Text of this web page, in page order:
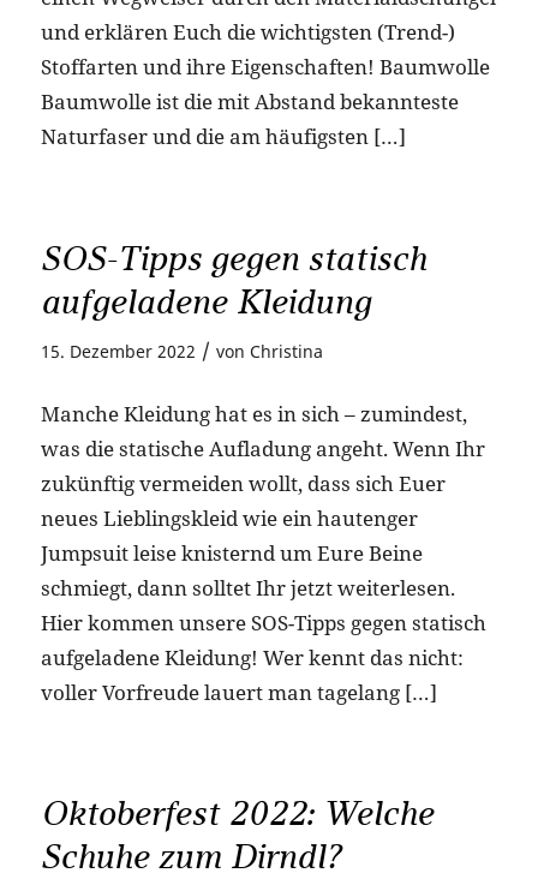
und erklären Euch die wichtigsten (Trend-)
Stoffarten und ihre Eigenschaften! Baumwolle
Baumwolle ist die mit Abstand bekannteste
Naturfaser und die am häufigsten […]
SOS-Tipps gegen statisch
aufgeladene Kleidung
15. Dezember 2022 / von Christina
Manche Kleidung hat es in sich – zumindest,
was die statische Aufladung angeht. Wenn Ihr
zukünftig vermeiden wollt, dass sich Euer
neues Lieblingskleid wie ein hautenger
Jumpsuit leise knisternd um Eure Beine
schmiegt, dann solltet Ihr jetzt weiterlesen.
Hier kommen unsere SOS-Tipps gegen statisch
aufgeladene Kleidung! Wer kennt das nicht:
voller Vorfreude lauert man tagelang […]
Oktoberfest 2022: Welche
Schuhe zum Dirndl?